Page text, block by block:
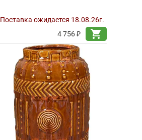
Поставка ожидается 18.08.26г.
4 756 ₽
shopping_cart